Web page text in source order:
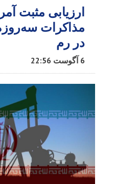
ارزیابی مثبت
مذاکرات
در رم
6 آگوست 22:56